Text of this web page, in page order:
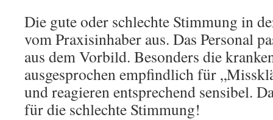
Die gute oder schlechte Stimmung in
vom Praxisinhaber aus. Das Personal
aus dem Vorbild. Besonders die
ausgesprochen empfindlich für
und reagieren entsprechend sensibel.
für die schlechte Stimmung!